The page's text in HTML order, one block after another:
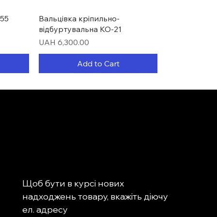
Quick View
Вальцівка кріпильно-
відбуртувальна КО-21
Price
UAH 6,300.00
Add to Cart
Quick View
Quick View
Quick View
Щоб бути в курсі нових
надходжень товару, вкажіть діючу
ел. адресу